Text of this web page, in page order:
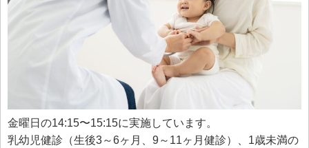
金曜日の14:15〜15:15に実施しています。
乳幼児健診（生後3～6ヶ月、9～11ヶ月健診）、1歳未満の